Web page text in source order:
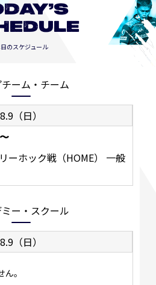
のスケジュール
チーム・チーム
8.9（日）
ーホック戦（HOME） 一般
ー・スクール
8.9（日）
。